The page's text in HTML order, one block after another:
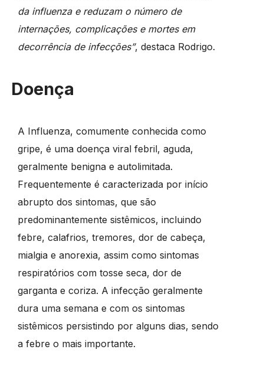
da influenza e reduzam o número de
internações, complicações e mortes em
decorrência de infecções”, destaca Rodrigo.
Doença
A Influenza, comumente conhecida como
gripe, é uma doença viral febril, aguda,
geralmente benigna e autolimitada.
Frequentemente é caracterizada por início
abrupto dos sintomas, que são
predominantemente sistêmicos, incluindo
febre, calafrios, tremores, dor de cabeça,
mialgia e anorexia, assim como sintomas
respiratórios com tosse seca, dor de
garganta e coriza. A infecção geralmente
dura uma semana e com os sintomas
sistêmicos persistindo por alguns dias, sendo
a febre o mais importante.